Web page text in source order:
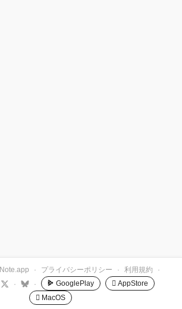
· プライバシーポリシー · 利用規約
·
· · GooglePlay
 AppStore
 MacOS